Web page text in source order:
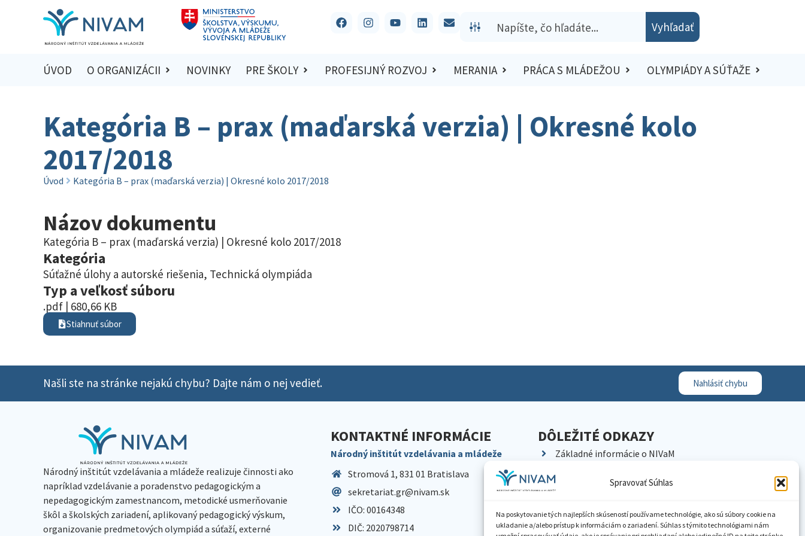
Spravovať Súhlas
Na poskytovanie tých najlepších skúseností používame technológie, ako sú súbory cookie na
ukladanie a/alebo prístup k informáciám o zariadení. Súhlas s týmito technológiami nám
Vyhľadať
ÚVOD O ORGANIZÁCII NOVINKY PRE ŠKOLY PROFESIJNÝ ROZVOJ MERANIA PRÁCA S MLÁDEŽOU OLYMPIÁDY A SÚŤAŽE
Kategória B – prax (maďarská verzia) | Okresné kolo
2017/2018
Úvod Kategória B – prax (maďarská verzia) | Okresné kolo 2017/2018
Názov dokumentu
Kategória B – prax (maďarská verzia) | Okresné kolo 2017/2018
Kategória
Súťažné úlohy a autorské riešenia, Technická olympiáda
Typ a veľkosť súboru
.pdf | 680,66 KB
Stiahnuť súbor
Našli ste na stránke nejakú chybu? Dajte nám o nej vedieť. Nahlásiť chybu
Národný inštitút vzdelávania a mládeže realizuje činnosti ako
napríklad vzdelávanie a poradenstvo pedagogickým a
nepedagogickým zamestnancom, metodické usmerňovanie
škôl a školských zariadení, aplikovaný pedagogický výskum,
organizovanie predmetových olympiád a súťaží, externé
KONTAKTNÉ INFORMÁCIE
Národný inštitút vzdelávania a mládeže
Stromová 1, 831 01 Bratislava
sekretariat.gr@nivam.sk
IČO: 00164348
DIČ: 2020798714
DÔLEŽITÉ ODKAZY
Základné informácie o NIVaM
Kariéra
Pracoviská NIVaM